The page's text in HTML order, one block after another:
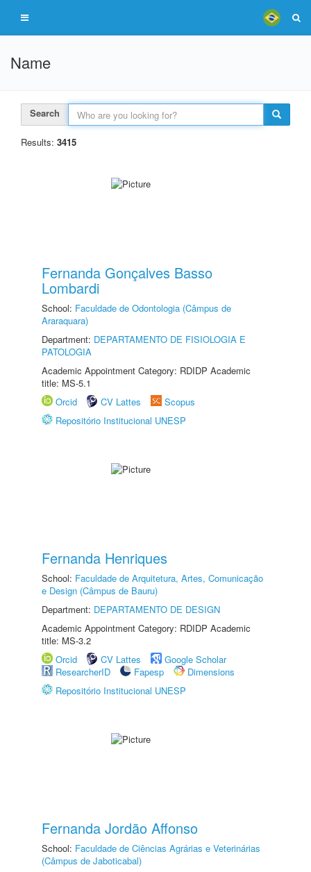
Name
Search
Results: 3415
Fernanda Gonçalves Basso
Lombardi
School: Faculdade de Odontologia (Câmpus de
Araraquara)
Department: DEPARTAMENTO DE FISIOLOGIA E
PATOLOGIA
Academic Appointment Category: RDIDP Academic
title: MS-5.1
Orcid
CV Lattes
Scopus
Repositório Institucional UNESP
Fernanda Henriques
School: Faculdade de Arquitetura, Artes, Comunicação
e Design (Câmpus de Bauru)
Department: DEPARTAMENTO DE DESIGN
Academic Appointment Category: RDIDP Academic
title: MS-3.2
Orcid
CV Lattes
Google Scholar
ResearcherID
Fapesp
Dimensions
Repositório Institucional UNESP
Fernanda Jordão Affonso
School: Faculdade de Ciências Agrárias e Veterinárias
(Câmpus de Jaboticabal)